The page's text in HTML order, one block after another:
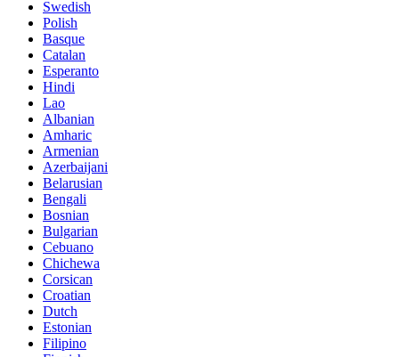
Swedish
Polish
Basque
Catalan
Esperanto
Hindi
Lao
Albanian
Amharic
Armenian
Azerbaijani
Belarusian
Bengali
Bosnian
Bulgarian
Cebuano
Chichewa
Corsican
Croatian
Dutch
Estonian
Filipino